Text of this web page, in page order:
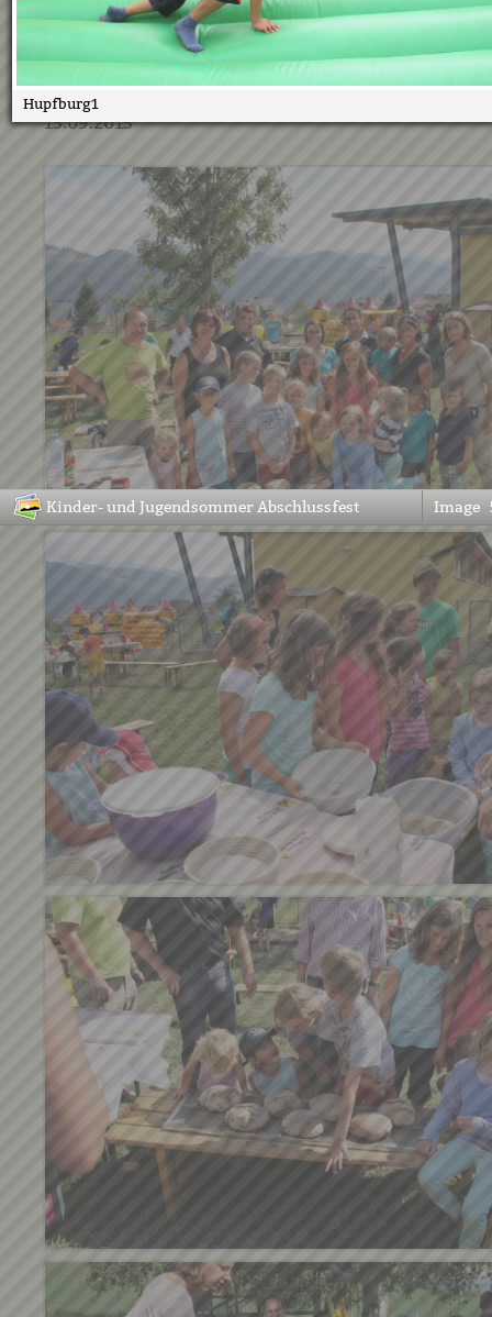
Kinder- und Jugendsommer
Abschlussfest
13.09.2013
Hupfburg1
Kinder- und Jugendsommer Abschlussfest Image